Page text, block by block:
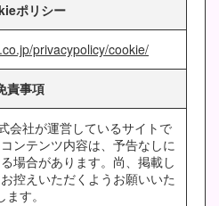
ポリシー
privacypolicy/cookie/
責事項
会社が運営しているサイトで
ンテンツ内容は、予告なしに
場合があります。尚、掲載し
控えいただくようお願いいた
ます。